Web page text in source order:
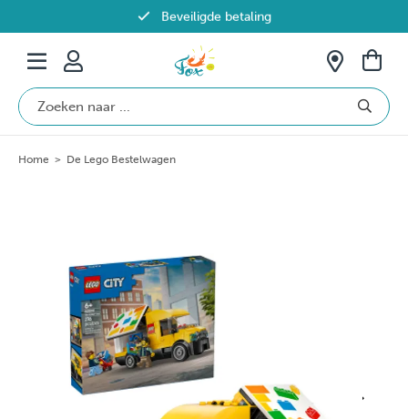
Beveiligde betaling
Gratis verzending vanaf €69 in België
Home > De Lego Bestelwagen